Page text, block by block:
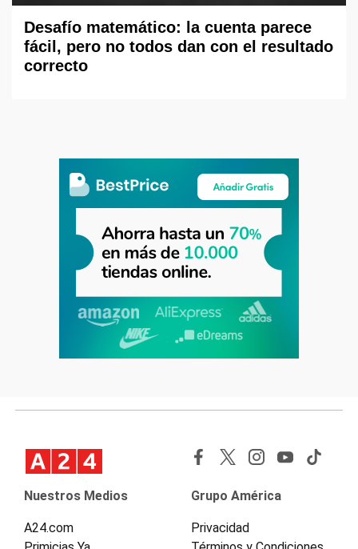
Desafío matemático: la cuenta parece
fácil, pero no todos dan con el resultado
correcto
Nuestros Medios
A24.com
Grupo América
Privacidad